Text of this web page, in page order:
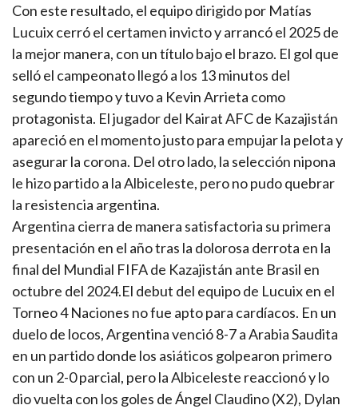
Con este resultado, el equipo dirigido por Matías
Lucuix cerró el certamen invicto y arrancó el 2025 de
la mejor manera, con un título bajo el brazo. El gol que
selló el campeonato llegó a los 13 minutos del
segundo tiempo y tuvo a Kevin Arrieta como
protagonista. El jugador del Kairat AFC de Kazajistán
apareció en el momento justo para empujar la pelota y
asegurar la corona. Del otro lado, la selección nipona
le hizo partido a la Albiceleste, pero no pudo quebrar
la resistencia argentina.
Argentina cierra de manera satisfactoria su primera
presentación en el año tras la dolorosa derrota en la
final del Mundial FIFA de Kazajistán ante Brasil en
octubre del 2024.El debut del equipo de Lucuix en el
Torneo 4 Naciones no fue apto para cardíacos. En un
duelo de locos, Argentina venció 8-7 a Arabia Saudita
en un partido donde los asiáticos golpearon primero
con un 2-0 parcial, pero la Albiceleste reaccionó y lo
dio vuelta con los goles de Ángel Claudino (X2), Dylan